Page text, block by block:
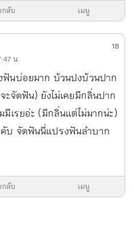
กลับ เมนู
น.
18
นบ่อยมาก บ้วนปงบ้วนปาก
จัดฟัน) ยังไม่เคยมีกลิ่นปาก
เรยอ่ะ (มีกลิ่นแต่ไม่มากน่ะ)
บ จัดฟันนี่แปรงฟันลำบาก
กลับ เมนู